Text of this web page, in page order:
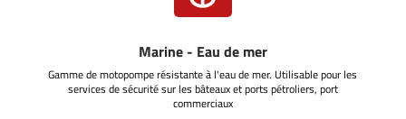
Marine - Eau de mer
Gamme de motopompe résistante à l'eau de mer. Utilisable pour les
services de sécurité sur les bâteaux et ports pétroliers, port
commerciaux